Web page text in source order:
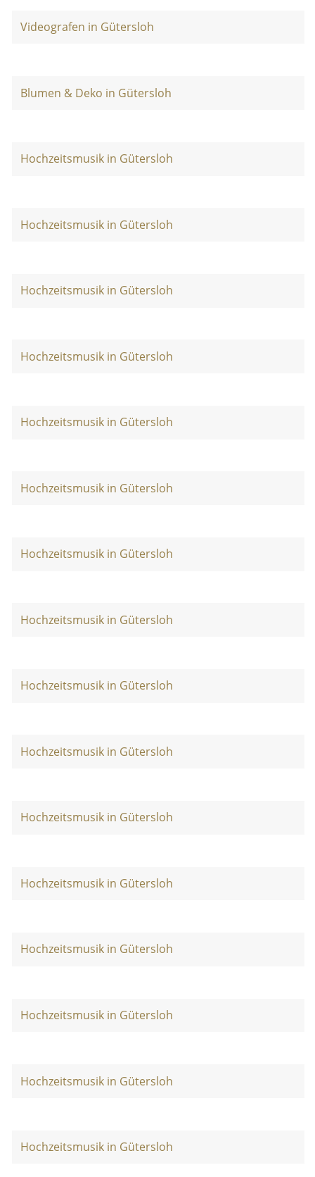
Videografen in Gütersloh
Blumen & Deko in Gütersloh
Hochzeitsmusik in Gütersloh
Hochzeitsmusik in Gütersloh
Hochzeitsmusik in Gütersloh
Hochzeitsmusik in Gütersloh
Hochzeitsmusik in Gütersloh
Hochzeitsmusik in Gütersloh
Hochzeitsmusik in Gütersloh
Hochzeitsmusik in Gütersloh
Hochzeitsmusik in Gütersloh
Hochzeitsmusik in Gütersloh
Hochzeitsmusik in Gütersloh
Hochzeitsmusik in Gütersloh
Hochzeitsmusik in Gütersloh
Hochzeitsmusik in Gütersloh
Hochzeitsmusik in Gütersloh
Hochzeitsmusik in Gütersloh